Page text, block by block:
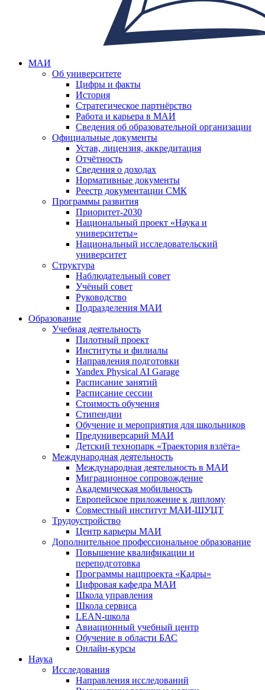
МАИ
Об университете
Цифры и факты
История
Стратегическое партнёрство
Работа и карьера в МАИ
Сведения об образовательной организации
Официальные документы
Устав, лицензия, аккредитация
Отчётность
Сведения о доходах
Нормативные документы
Реестр документации СМК
Программы развития
Приоритет-2030
Национальный проект «Наука и
университеты»
Национальный исследовательский
университет
Структура
Наблюдательный совет
Учёный совет
Руководство
Подразделения МАИ
Образование
Учебная деятельность
Пилотный проект
Институты и филиалы
Направления подготовки
Yandex Physical AI Garage
Расписание занятий
Расписание сессии
Стоимость обучения
Стипендии
Обучение и мероприятия для школьников
Предуниверсарий МАИ
Детский технопарк «Траектория взлёта»
Международная деятельность
Международная деятельность в МАИ
Миграционное сопровождение
Академическая мобильность
Европейское приложение к диплому
Совместный институт МАИ-ШУЦТ
Трудоустройство
Центр карьеры МАИ
Дополнительное профессиональное образование
Повышение квалификации и
переподготовка
Программы нацпроекта «Кадры»
Цифровая кафедра МАИ
Школа управления
Школа сервиса
LEAN-школа
Авиационный учебный центр
Обучение в области БАС
Онлайн-курсы
Наука
Исследования
Направления исследований